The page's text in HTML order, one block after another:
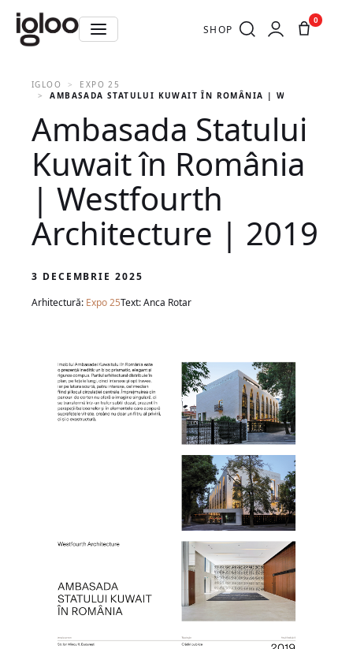
SHOP
0
IGLOO
EXPO 25
AMBASADA STATULUI KUWAIT ÎN ROMÂNIA | WESTFOURTH
Ambasada Statului
Kuwait în România
| Westfourth
Architecture | 2019
3 DECEMBRIE 2025
Arhitectură: Expo 25Text: Anca Rotar